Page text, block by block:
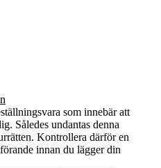
som innebär att
Således undantas denna
Kontrollera därför en
innan du lägger din